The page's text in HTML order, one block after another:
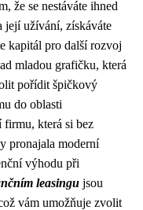
že se nestáváte ihned
její užívání, získáváte
kapitál pro další rozvoj
mladou grafičku, která
pořídit špičkový
do oblasti
firmu, která si bez
pronajala moderní
výhodu při
leasingu jsou
vám umožňuje zvolit